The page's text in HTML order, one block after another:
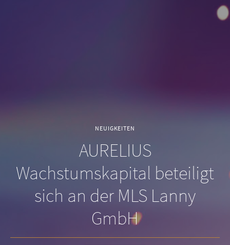
NEUIGKEITEN
AURELIUS
Wachstumskapital beteiligt
sich an der MLS Lanny
GmbH